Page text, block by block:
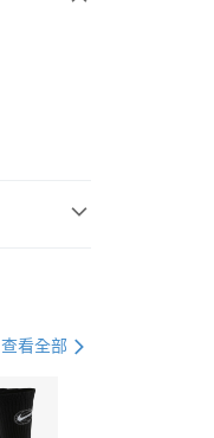
查看全部